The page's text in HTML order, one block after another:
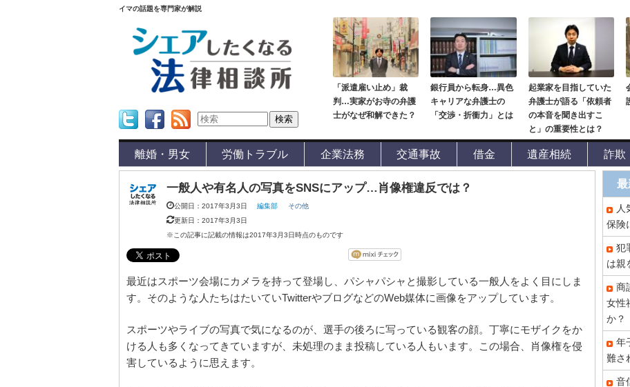
イマの話題を専門家が解説
「派遣雇い止め」裁
判…実家がお寺の弁護
士がなぜ和解できた？
銀行員から転身…異色
キャリアな弁護士の
「交渉・折衝力」とは
起業家を目指していた
弁護士が語る「依頼者
の本音を聞き出すこ
と」の重要性とは？
離婚・男女 労働トラブル 企業法務 交通事故 借金 遺産相続 詐欺
一般人や有名人の写真をSNSにアップ…肖像権違反では？
公開日：2017年3月3日 編集部
その他
更新日：2017年3月3日
※この記事に記載の情報は2017年3月3日時点のものです
最近はスポーツ会場にカメラを持って登場し、パシャパシャと撮影している一般人をよく目にしま
す。そのような人たちはたいていTwitterやブログなどのWeb媒体に画像をアップしています。
スポーツやライブの写真で気になるのが、選手の後ろに写っている観客の顔。丁寧にモザイクをか
ける人も多くなってきていますが、未処理のまま投稿している人もいます。この場合、肖像権を侵
害しているように思えます。
最
人
保険
犯
は親
商
女性
か？
年
難さ
音